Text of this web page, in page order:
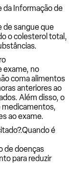
da Informação de
de sangue que
o colesterol total,
exame, no
coma alimentos
anteriores ao
Além disso, o
medicamentos,
ao exame.
Quando é
de doenças
para reduzir